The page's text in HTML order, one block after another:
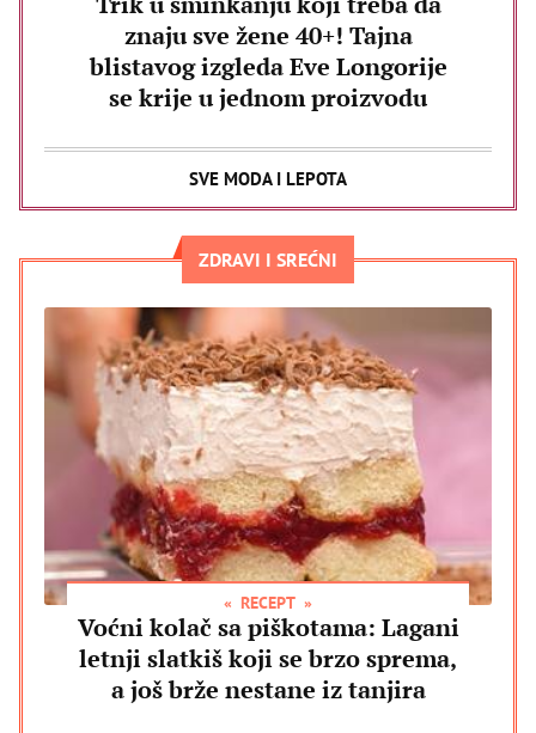
znaju sve žene 40+! Tajna
blistavog izgleda Eve Longorije
se krije u jednom proizvodu
SVE MODA I LEPOTA
ZDRAVI I SREĆNI
RECEPT
Voćni kolač sa piškotama: Lagani
letnji slatkiš koji se brzo sprema,
a još brže nestane iz tanjira